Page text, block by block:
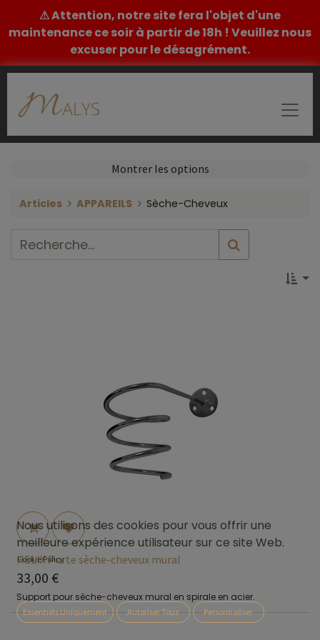
⚠ Attention, notre site fera l'objet d'une
maintenance ce soir à partir de 18h ! Veuillez nous
excuser pour le désagrément.
Montrer les options
Articles APPAREILS Sèche-Cheveux
HELIX Porte sèche-cheveux mural
33,00 €
Support pour sèche-cheveux mural en spirale en acier.
Nous utilisons des cookies pour vous offrir une
meilleure expérience utilisateur sur ce site Web.
Cookie Policy
Essentiels Uniquement Autoriser Tous Personnaliser